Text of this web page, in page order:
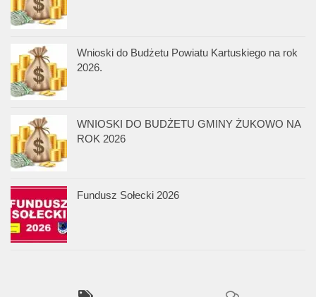
Wnioski do Budżetu Powiatu Kartuskiego na rok
2026.
WNIOSKI DO BUDŻETU GMINY ŻUKOWO NA
ROK 2026
Fundusz Sołecki 2026